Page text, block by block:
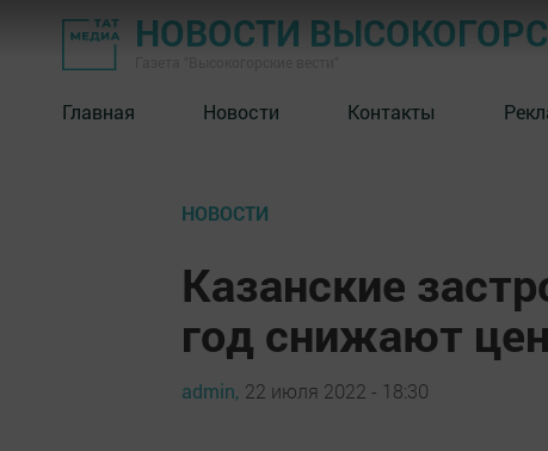
НОВОСТИ
Главная Новости Контакты
НОВОСТИ
Казанские
год снижают
admin, 22 июля 2022 - 18:30